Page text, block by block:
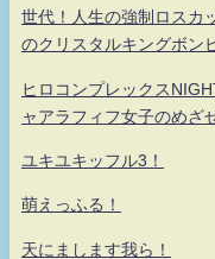
世代！人生の強制ロスカ
のクリスタルキングボン
ヒロコンプレックス
ャアラフィフ女子のめざ
ユキユキッフル3！
萌えっふる！
天にまします我ら！